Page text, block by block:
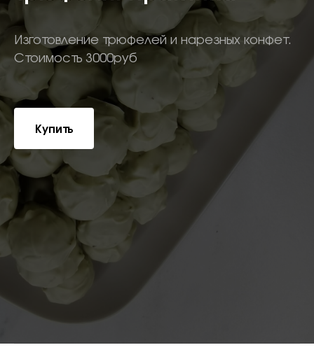
Изготовление трюфелей и нарезных конфет.
Стоимость 3000руб
Купить